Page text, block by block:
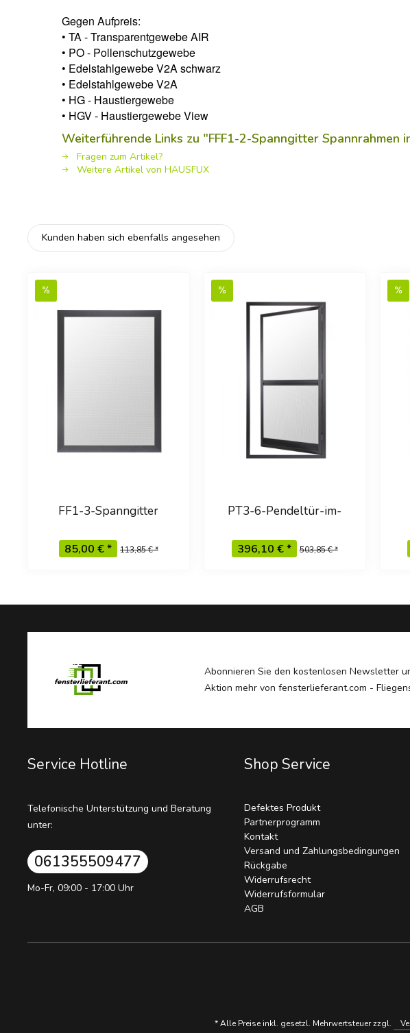
Gegen Aufpreis:
• TA - Transparentgewebe AIR
• PO - Pollenschutzgewebe
• Edelstahlgewebe V2A schwarz
• Edelstahlgewebe V2A
• HG - Haustiergewebe
• HGV - Haustiergewebe View
Weiterführende Links zu "FFF1-2-Spanngitter Spannrahmen
Fragen zum Artikel?
Weitere Artikel von HAUSFUX
Kunden haben sich ebenfalls angesehen
FF1-3-Spanngitter
falz
85,00 € * 113,85 € *
PT3-6-Pendeltür-im-
Falz
396,10 € * 503,85 € *
Abonnieren Sie den kostenlosen Newsletter
Aktion mehr von fensterlieferant.com -
Service Hotline
Telefonische Unterstützung und Beratung
unter:
061355509477
Mo-Fr, 09:00 - 17:00 Uhr
Shop Service
Defektes Produkt
Partnerprogramm
Kontakt
Versand und Zahlungsbedingungen
Rückgabe
Widerrufsrecht
Widerrufsformular
AGB
* Alle Preise inkl. gesetzl. Mehrwertsteuer zzgl.